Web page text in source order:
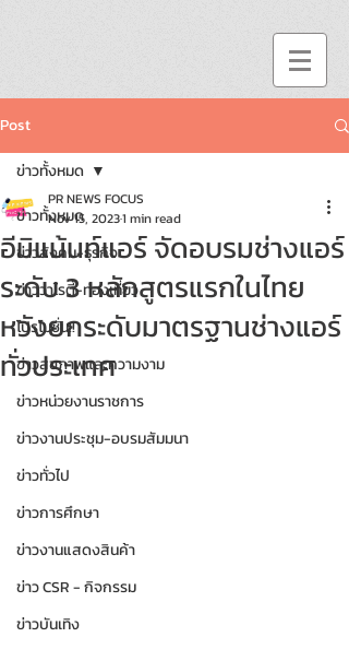
Post
ข่าวทั้งหมด
ข่าวสังคม-ธุรกิจ
ข่าววาไรตี้-ท่องเที่ยว
โปรโมชั่น!!
ข่าวสุขภาพและความงาม
ข่าวหน่วยงานราชการ
ข่าวงานประชุม-อบรมสัมมนา
ข่าวทั่วไป
ข่าวการศึกษา
ข่าวงานแสดงสินค้า
ข่าว CSR - กิจกรรม
ข่าวบันเทิง
ข่าวทั้งหมด
อีมิแน้นท์แอร์ จัดอบรมช่างแอร์
ระดับ 3 หลักสูตรแรกในไทย
หวังยกระดับมาตรฐานช่างแอร์
ทั่วประเทศ
PR NEWS FOCUS
Nov 15, 20231 min read